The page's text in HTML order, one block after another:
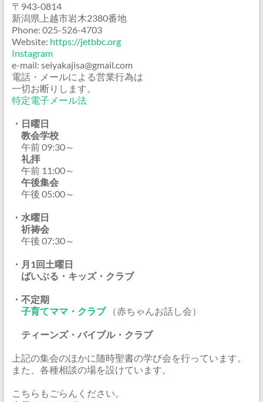
〒943-0814
新潟県上越市岩木2380番地
Phone: 025-526-4703
Website: https://jetbbc.org
Instagram
e-mail: seiyakajisa@gmail.com
電話・メールによる営業行為は
一切お断りします。
特定電子メール法
・日曜日
教会学校
午前 09:30～
礼拝
午前 11:00～
午後集会
午後 05:00～
・水曜日
祈祷会
午後 07:30～
・月1回土曜日
ばいぶる・キッズ・クラブ
・不定期
子育てママ・クラブ（赤ちゃんお話し会）
ティーンズ・バイブル・クラブ
上記の集会のほかに随時聖書の学び会を行っています。
また、各種相談の場を設けています。
こちらもごらんください。